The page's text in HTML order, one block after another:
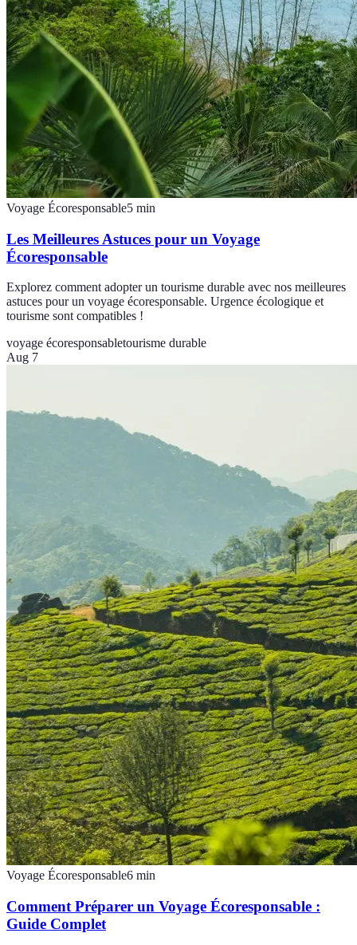
Voyage Écoresponsable5 min
Les Meilleures Astuces pour un Voyage
Écoresponsable
Explorez comment adopter un tourisme durable avec nos meilleures
astuces pour un voyage écoresponsable. Urgence écologique et
tourisme sont compatibles !
voyage écoresponsabletourisme durable
Aug 7
Voyage Écoresponsable6 min
Comment Préparer un Voyage Écoresponsable :
Guide Complet